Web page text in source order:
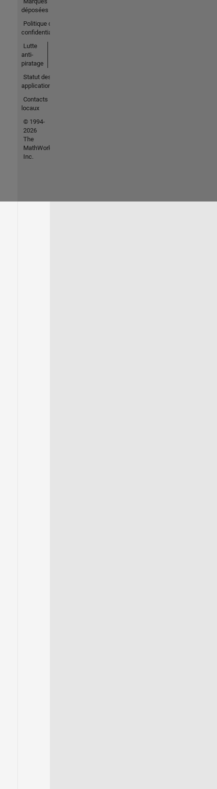
déposées
Politique de
confidentialité
Lutte
anti-
piratage
Statut des
applications
Contacts
locaux
© 1994-
2026
The
MathWorks,
Inc.